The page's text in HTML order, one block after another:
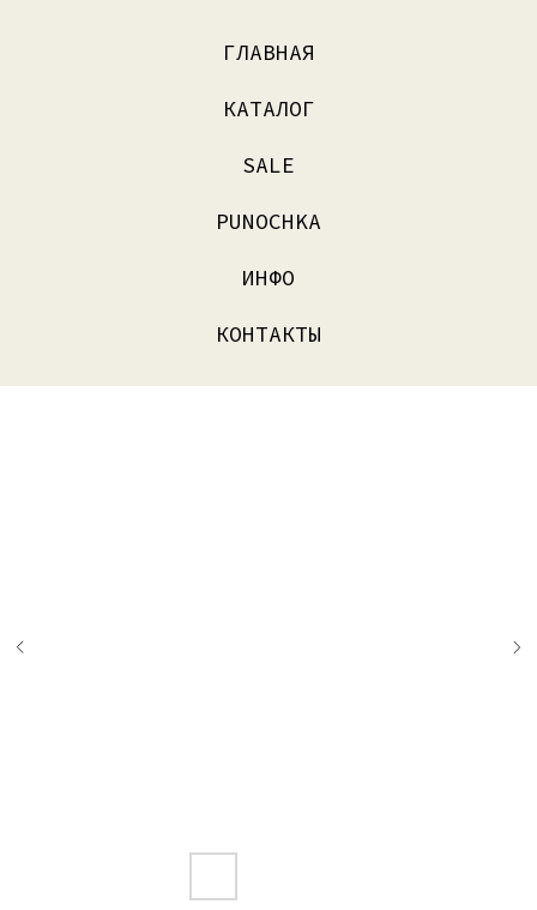
ГЛАВНАЯ
КАТАЛОГ
SALE
PUNOCHKA
ИНФО
КОНТАКТЫ